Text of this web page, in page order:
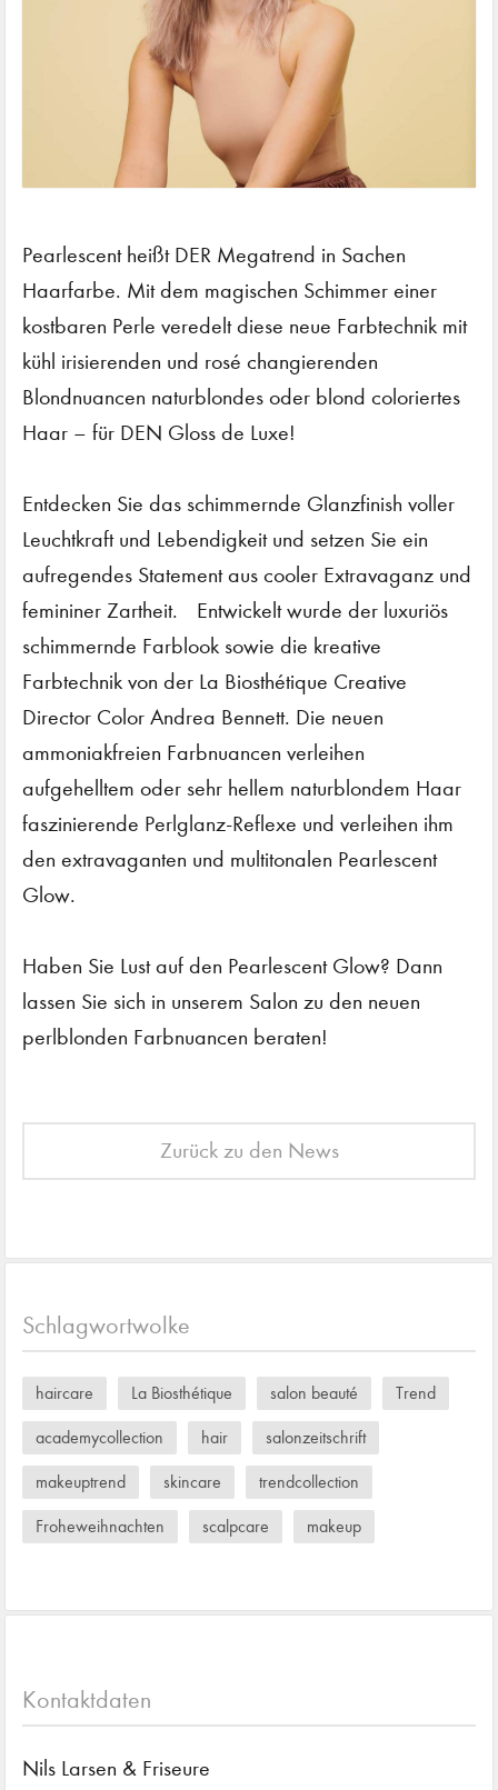
Pearlescent heißt DER Megatrend in Sachen
Haarfarbe. Mit dem magischen Schimmer einer
kostbaren Perle veredelt diese neue Farbtechnik mit
kühl irisierenden und rosé changierenden
Blondnuancen naturblondes oder blond coloriertes
Haar – für DEN Gloss de Luxe!
Entdecken Sie das schimmernde Glanzfinish voller
Leuchtkraft und Lebendigkeit und setzen Sie ein
aufregendes Statement aus cooler Extravaganz und
femininer Zartheit. Entwickelt wurde der luxuriös
schimmernde Farblook sowie die kreative
Farbtechnik von der La Biosthétique Creative
Director Color Andrea Bennett. Die neuen
ammoniakfreien Farbnuancen verleihen
aufgehelltem oder sehr hellem naturblondem Haar
faszinierende Perlglanz-Reflexe und verleihen ihm
den extravaganten und multitonalen Pearlescent
Glow.
Haben Sie Lust auf den Pearlescent Glow? Dann
lassen Sie sich in unserem Salon zu den neuen
perlblonden Farbnuancen beraten!
Zurück zu den News
Schlagwortwolke
haircare La Biosthétique salon beauté Trend
academycollection hair salonzeitschrift
makeuptrend skincare trendcollection
Froheweihnachten scalpcare makeup
Kontaktdaten
Nils Larsen & Friseure